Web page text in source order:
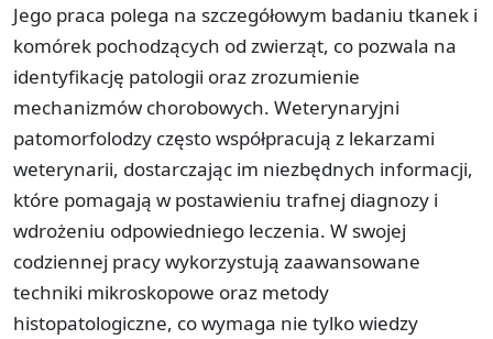
Jego praca polega na szczegółowym badaniu tkanek i
komórek pochodzących od zwierząt, co pozwala na
identyfikację patologii oraz zrozumienie
mechanizmów chorobowych. Weterynaryjni
patomorfolodzy często współpracują z lekarzami
weterynarii, dostarczając im niezbędnych informacji,
które pomagają w postawieniu trafnej diagnozy i
wdrożeniu odpowiedniego leczenia. W swojej
codziennej pracy wykorzystują zaawansowane
techniki mikroskopowe oraz metody
histopatologiczne, co wymaga nie tylko wiedzy